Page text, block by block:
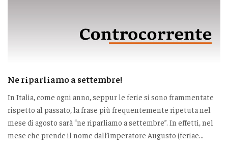
Ne riparliamo a settembre!
In Italia, come ogni anno, seppur le ferie si sono frammentate
rispetto al passato, la frase più frequentemente ripetuta nel
mese di agosto sarà “ne riparliamo a settembre”. In effetti, nel
mese che prende il nome dall’imperatore Augusto (feriae...